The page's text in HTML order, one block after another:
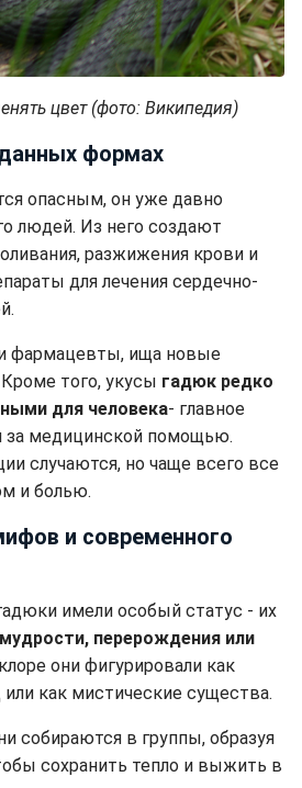
цвет (фото: Википедия)
формах
опасным, он уже давно
людей. Из него создают
разжижения крови и
для лечения сердечно-
фармацевты, ища новые
того, укусы гадюк редко
для человека- главное
за медицинской помощью.
случаются, но чаще всего все
и болью.
и современного
имели особый статус - их
перерождения или
они фигурировали как
как мистические существа.
собираются в группы, образуя
сохранить тепло и выжить в